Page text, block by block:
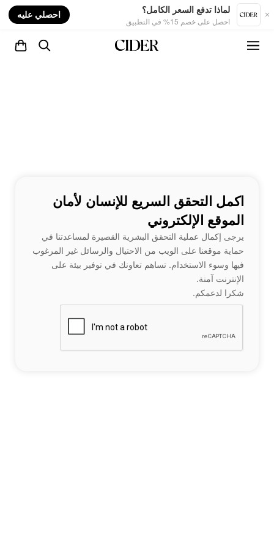
لماذا تدفع السعر الكامل؟
احصل على خصم 15% في التطبيق
احصلي عليه
اكمل التحقق السريع للإنسان لأمان
الموقع الإلكتروني
يرجى إكمال عملية التحقق البشرية القصيرة لمساعدتنا في
حماية موقعنا على الويب من الاحتيال والرسائل غير المرغوب
فيها وسوء الاستخدام. تساهم تعاونك في توفير بيئة على
الإنترنت آمنة.
شكرا لدعمكم.